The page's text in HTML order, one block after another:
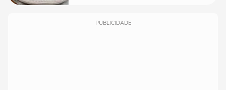
PUBLICIDADE